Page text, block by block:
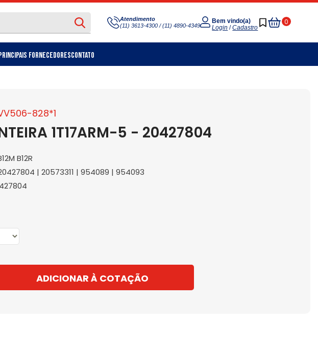
Atendimento
(11) 3613-4300 / (11) 4890-4349
Bem vindo(a)
Login /Cadastro
0
Meu
Carrinho
FornecedoresContato
828*1
1T17ARM-5 - 20427804
B12R
| 20573311 | 954089 | 954093
ADICIONAR À COTAÇÃO